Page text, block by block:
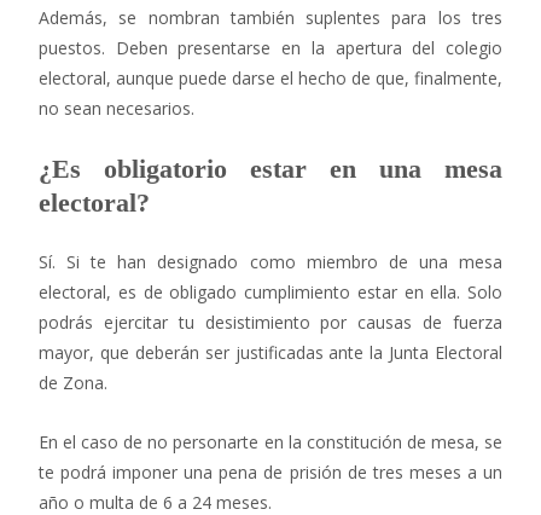
Además, se nombran también suplentes para los tres
puestos. Deben presentarse en la apertura del colegio
electoral, aunque puede darse el hecho de que, finalmente,
no sean necesarios.
¿Es obligatorio estar en una mesa
electoral?
Sí. Si te han designado como miembro de una mesa
electoral, es de obligado cumplimiento estar en ella. Solo
podrás ejercitar tu desistimiento por causas de fuerza
mayor, que deberán ser justificadas ante la Junta Electoral
de Zona.
En el caso de no personarte en la constitución de mesa, se
te podrá imponer una pena de prisión de tres meses a un
año o multa de 6 a 24 meses.